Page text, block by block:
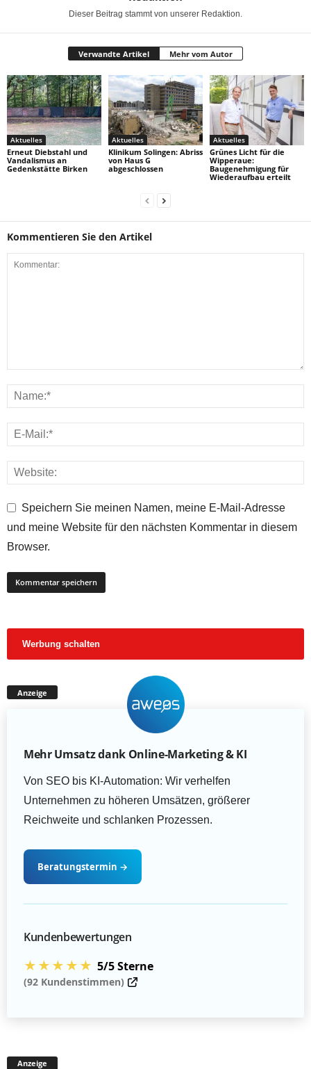
Dieser Beitrag stammt von unserer Redaktion.
Verwandte Artikel Mehr vom Autor
Aktuelles
Erneut Diebstahl und
Vandalismus an
Gedenkstätte Birken
Aktuelles
Klinikum Solingen: Abriss
von Haus G
abgeschlossen
Aktuelles
Grünes Licht für die
Wipperaue:
Baugenehmigung für
Wiederaufbau erteilt
Kommentieren Sie den Artikel
Speichern Sie meinen Namen, meine E-Mail-Adresse
und meine Website für den nächsten Kommentar in diesem
Browser.
Werbung schalten
Anzeige
Mehr Umsatz dank Online-Marketing & KI
Von SEO bis KI-Automation: Wir verhelfen
Unternehmen zu höheren Umsätzen, größerer
Reichweite und schlanken Prozessen.
Beratungstermin →
Kundenbewertungen
★★★★★ 5/5 Sterne
(92 Kundenstimmen)
Anzeige